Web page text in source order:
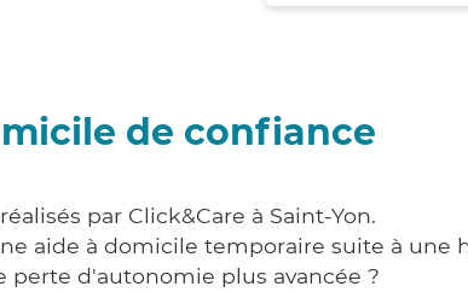
de confiance
par Click&Care à Saint-Yon.
aide à domicile temporaire suite à une
d'autonomie plus avancée ?